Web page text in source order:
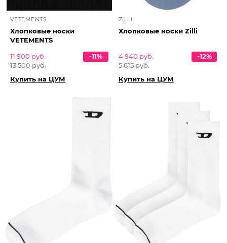
VETEMENTS
Хлопковые носки
VETEMENTS
11 900 руб.
13 500 руб.
-11%
Купить на ЦУМ
ZILLI
Хлопковые носки Zilli
4 940 руб.
5 615 руб.
-12%
Купить на ЦУМ